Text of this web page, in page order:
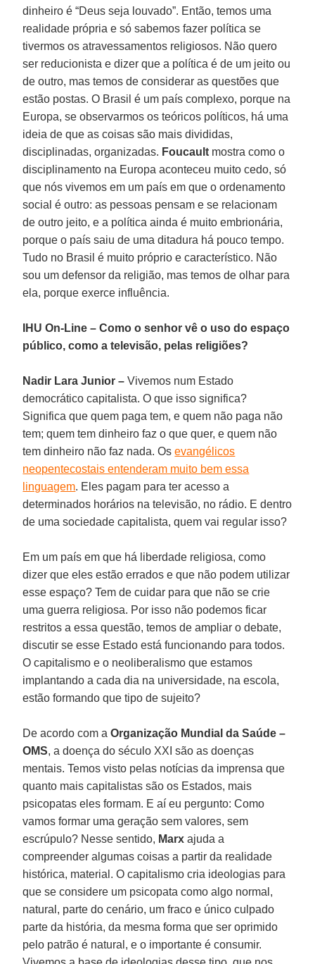
dinheiro é “Deus seja louvado”. Então, temos uma
realidade própria e só sabemos fazer política se
tivermos os atravessamentos religiosos. Não quero
ser reducionista e dizer que a política é de um jeito ou
de outro, mas temos de considerar as questões que
estão postas. O Brasil é um país complexo, porque na
Europa, se observarmos os teóricos políticos, há uma
ideia de que as coisas são mais divididas,
disciplinadas, organizadas. Foucault mostra como o
disciplinamento na Europa aconteceu muito cedo, só
que nós vivemos em um país em que o ordenamento
social é outro: as pessoas pensam e se relacionam
de outro jeito, e a política ainda é muito embrionária,
porque o país saiu de uma ditadura há pouco tempo.
Tudo no Brasil é muito próprio e característico. Não
sou um defensor da religião, mas temos de olhar para
ela, porque exerce influência.
IHU On-Line – Como o senhor vê o uso do espaço
público, como a televisão, pelas religiões?
Nadir LaraJunior– Vivemos num Estado
democrático capitalista. O que isso significa?
Significa que quem paga tem, e quem não paga não
tem; quem tem dinheiro faz o que quer, e quem não
tem dinheiro não faz nada. Osevangélicos
neopentecostais entenderam muito bem essa
linguagem. Eles pagam para ter acesso a
determinados horários na televisão, no rádio. E dentro
de uma sociedade capitalista, quem vai regular isso?
Em um país em que há liberdade religiosa, como
dizer que eles estão errados e que não podem utilizar
esse espaço? Tem de cuidar para que não se crie
uma guerra religiosa. Por isso não podemos ficar
restritos a essa questão, temos de ampliar o debate,
discutir se esse Estado está funcionando para todos.
O capitalismo e o neoliberalismo que estamos
implantando a cada dia na universidade, na escola,
estão formando que tipo de sujeito?
De acordo com a Organização Mundial da Saúde –
OMS, a doença do século XXI são as doenças
mentais. Temos visto pelas notícias da imprensa que
quanto mais capitalistas são os Estados, mais
psicopatas eles formam. E aí eu pergunto: Como
vamos formar uma geração sem valores, sem
escrúpulo? Nesse sentido, Marxajuda a
compreender algumas coisas a partir da realidade
histórica, material. O capitalismo cria ideologias para
que se considere um psicopata como algo normal,
natural, parte do cenário, um fraco e único culpado
parte da história, da mesma forma que ser oprimido
pelo patrão é natural, e o importante é consumir.